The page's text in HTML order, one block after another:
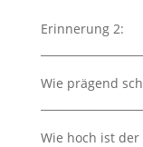
Erinnerung 2:
Wie prägend
Wie hoch ist